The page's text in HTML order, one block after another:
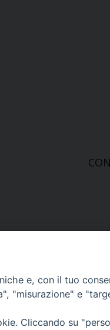
Comunicazioni sociali
e, con il tuo
"misurazione" e
Cliccando su